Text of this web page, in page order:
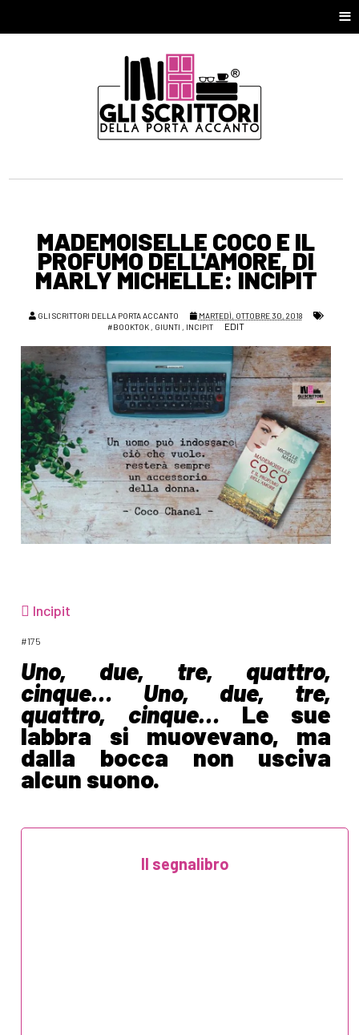
≡
MADEMOISELLE COCO E IL
PROFUMO DELL'AMORE, DI
MARLY MICHELLE: INCIPIT
GLI SCRITTORI DELLA PORTA ACCANTO
MARTEDÌ, OTTOBRE 30, 2018
#BOOKTOK , GIUNTI , INCIPIT EDIT
Incipit
#175
Uno, due, tre, quattro,
cinque… Uno, due, tre,
quattro, cinque… Le sue
labbra si muovevano, ma
dalla bocca non usciva
alcun suono.